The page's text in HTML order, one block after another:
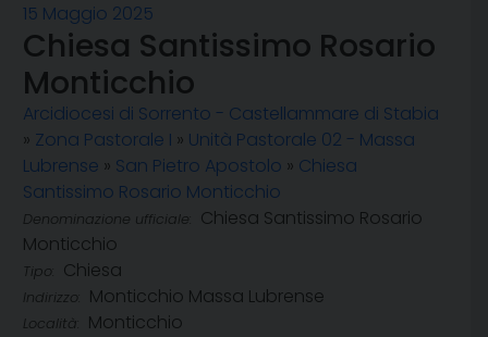
15 Maggio 2025
Chiesa Santissimo Rosario
Monticchio
Arcidiocesi di Sorrento - Castellammare di Stabia
» Zona Pastorale I » Unità Pastorale 02 - Massa
Lubrense » San Pietro Apostolo » Chiesa
Santissimo Rosario Monticchio
Denominazione ufficiale:
Chiesa Santissimo Rosario
Monticchio
Tipo: Chiesa
Indirizzo: Monticchio Massa Lubrense
Località: Monticchio